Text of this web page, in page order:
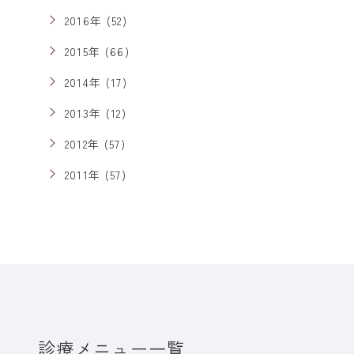
2016年 (52)
2015年 (66)
2014年 (17)
2013年 (12)
2012年 (57)
2011年 (57)
診療メニュー一覧